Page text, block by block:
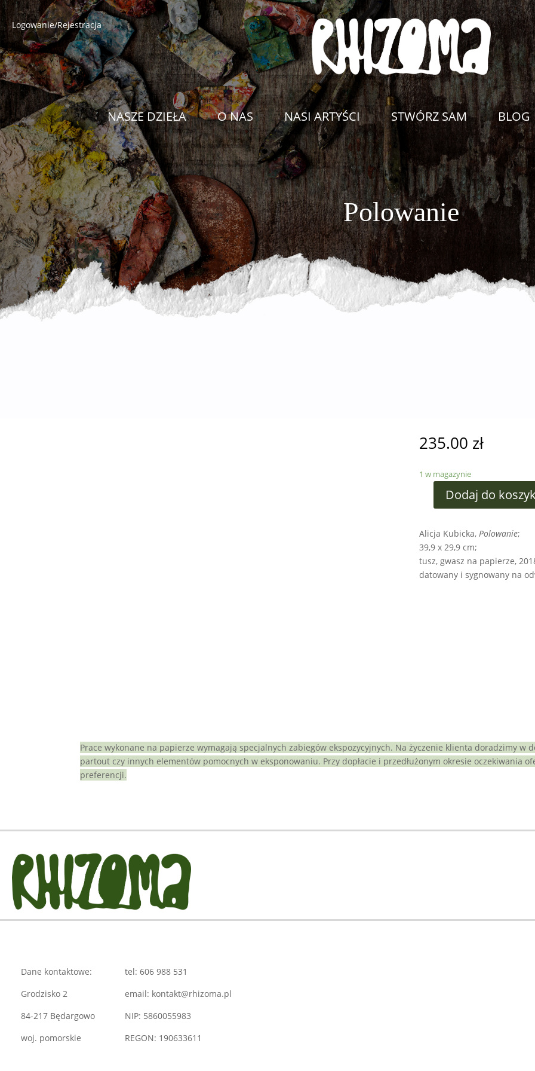
Logowanie/Rejestracja
NASZE DZIEŁA O NAS NASI ARTYŚCI STWÓRZ SAM BLOG
Polowanie
235.00 zł
1 w magazynie
Dodaj do
Alicja Kubicka, Polowanie;
39,9 x 29,9 cm;
tusz, gwasz na papierze,
datowany i sygnowany na
Prace wykonane na papierze wymagają specjalnych zabiegów ekspozycyjnych. Na życzenie klienta doradzimy w
partout czy innych elementów pomocnych w eksponowaniu. Przy dopłacie i przedłużonym okresie oczekiwania
preferencji.
Dane kontaktowe:
Grodzisko 2
84-217 Będargowo
woj. pomorskie
tel: 606 988 531
email: kontakt@rhizoma.pl
NIP: 5860055983
REGON: 190633611